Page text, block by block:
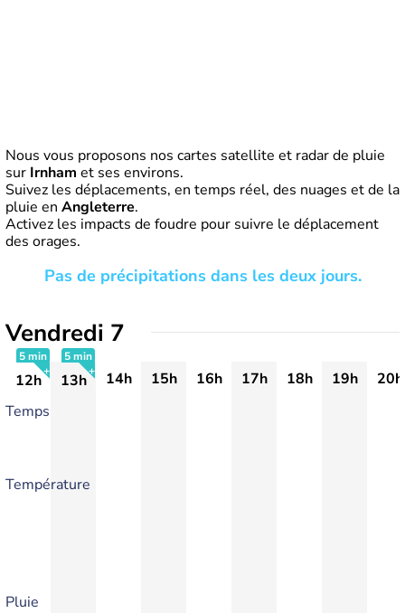
Nous vous proposons nos cartes satellite et radar de pluie
sur Irnham et ses environs.
Suivez les déplacements, en temps réel, des nuages et de la
pluie en Angleterre.
Activez les impacts de foudre pour suivre le déplacement
des orages.
Pas de précipitations dans les deux jours.
Vendredi 7
5 min
12h
5 min
13h 14h 15h 16h 17h 18h 19h
20h
Temps
Température
Pluie